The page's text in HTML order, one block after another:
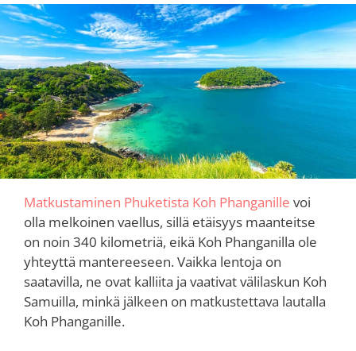
Matkustaminen Phuketista Koh Phanganille voi
olla melkoinen vaellus, sillä etäisyys maanteitse
on noin 340 kilometriä, eikä Koh Phanganilla ole
yhteyttä mantereeseen. Vaikka lentoja on
saatavilla, ne ovat kalliita ja vaativat välilaskun Koh
Samuilla, minkä jälkeen on matkustettava lautalla
Koh Phanganille.